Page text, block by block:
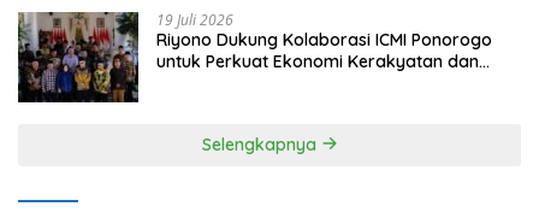
19 Juli 2026
Riyono Dukung Kolaborasi ICMI Ponorogo
untuk Perkuat Ekonomi Kerakyatan dan
Selengkapnya